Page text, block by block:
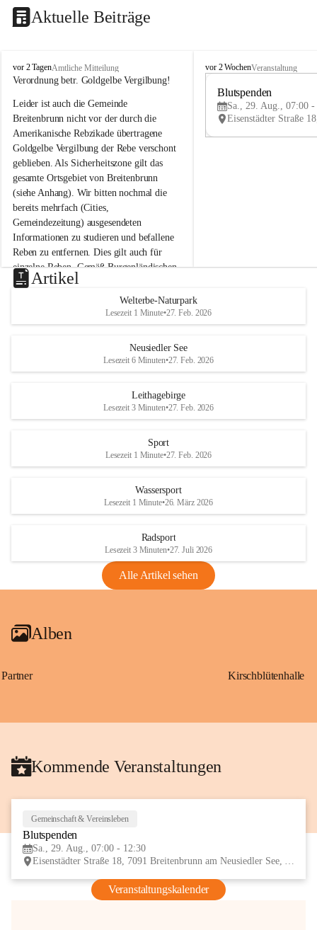
Aktuelle Beiträge
B
r
i
t
e
n
b
r
u
n
n
a
m
N
e
u
s
d
S
vor 2 TagenAmtliche Mitteilung
Verordnung betr. Goldgelbe Vergilbung!
Leider ist auch die Gemeinde
Breitenbrunn nicht vor der durch die
Amerikanische Rebzikade übertragene
Goldgelbe Vergilbung der Rebe verschont
geblieben. Als Sicherheitszone gilt das
gesamte Ortsgebiet von Breitenbrunn
(siehe Anhang). Wir bitten nochmal die
bereits mehrfach (Cities,
Gemeindezeitung) ausgesendeten
Informationen zu studieren und befallene
Reben zu entfernen. Dies gilt auch für
einzelne Reben. Gemäß Burgenländischen
Weinbaugesetz sind nicht gepflegte oder
unzulässige Weingärten zu roden! Bitte
helfen wir zusammen um unsere Winzer
vor den prognostizierten Ernteausfällen
und den daraus folgenden wirtschaftlichen
Maßnahmen zur Bekämpfung
Rebe und der Amerikanischen
Anhang VBl. EU Nr. 18
1 Seite•1,4 MB
VBl. EU Nr. 18_2026
B
e
u
e
d
r
S
vor 2 WochenVeranstaltung
Blutspenden
Sa., 29. Aug., 07:00 -
Artikel
Welterbe-Naturpark
Lesezeit 1 Minute•27. Feb. 2026
Neusiedler See
Lesezeit 6 Minuten•27. Feb. 2026
Leithagebirge
Lesezeit 3 Minuten•27. Feb. 2026
Sport
Lesezeit 1 Minute•27. Feb. 2026
Wassersport
Lesezeit 1 Minute•26. März 2026
Radsport
Lesezeit 3 Minuten•27. Juli 2026
Alle Artikel sehen
Alben
Partner Kirschblütenhalle
Kommende Veranstaltungen
Gemeinschaft & Vereinsleben
Blutspenden
Sa., 29. Aug., 07:00 - 12:30
Eisenstädter Straße 18, 7091 Breitenbrunn am Neusiedler See, AUT
Veranstaltungskalender